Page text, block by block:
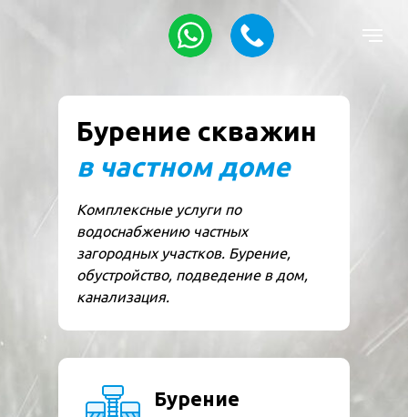
Бурение скважин
в частном доме
Комплексные услуги по
водоснабжению частных
загородных участков. Бурение,
обустройство, подведение в дом,
канализация.
Бурение